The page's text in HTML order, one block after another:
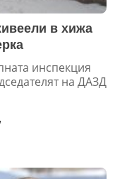
в хижа
инспекция
на ДАЗД